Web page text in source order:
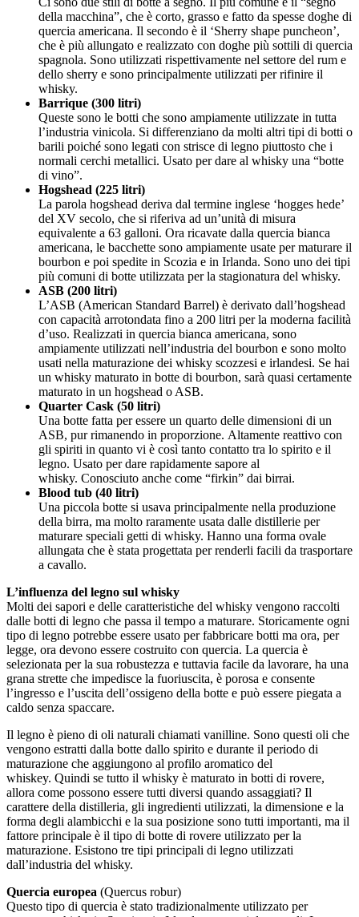
della macchina”, che è corto, grasso e fatto da spesse doghe di
quercia americana. Il secondo è il ‘Sherry shape puncheon’,
che è più allungato e realizzato con doghe più sottili di quercia
spagnola. Sono utilizzati rispettivamente nel settore del rum e
dello sherry e sono principalmente utilizzati per rifinire il
whisky.
Barrique (300 litri)
Queste sono le botti che sono ampiamente utilizzate in tutta
l’industria vinicola. Si differenziano da molti altri tipi di botti o
barili poiché sono legati con strisce di legno piuttosto che i
normali cerchi metallici. Usato per dare al whisky una “botte
di vino”.
Hogshead (225 litri)
La parola hogshead deriva dal termine inglese ‘hogges hede’
del XV secolo, che si riferiva ad un’unità di misura
equivalente a 63 galloni. Ora ricavate dalla quercia bianca
americana, le bacchette sono ampiamente usate per maturare il
bourbon e poi spedite in Scozia e in Irlanda. Sono uno dei tipi
più comuni di botte utilizzata per la stagionatura del whisky.
ASB (200 litri)
L’ASB (American Standard Barrel) è derivato dall’hogshead
con capacità arrotondata fino a 200 litri per la moderna facilità
d’uso. Realizzati in quercia bianca americana, sono
ampiamente utilizzati nell’industria del bourbon e sono molto
usati nella maturazione dei whisky scozzesi e irlandesi. Se hai
un whisky maturato in botte di bourbon, sarà quasi certamente
maturato in un hogshead o ASB.
Quarter Cask (50 litri)
Una botte fatta per essere un quarto delle dimensioni di un
ASB, pur rimanendo in proporzione. Altamente reattivo con
gli spiriti in quanto vi è così tanto contatto tra lo spirito e il
legno. Usato per dare rapidamente sapore al
whisky. Conosciuto anche come “firkin” dai birrai.
Blood tub (40 litri)
Una piccola botte si usava principalmente nella produzione
della birra, ma molto raramente usata dalle distillerie per
maturare speciali getti di whisky. Hanno una forma ovale
allungata che è stata progettata per renderli facili da trasportare
a cavallo.
L’influenza del legno sul whisky
Molti dei sapori e delle caratteristiche del whisky vengono raccolti
dalle botti di legno che passa il tempo a maturare. Storicamente ogni
tipo di legno potrebbe essere usato per fabbricare botti ma ora, per
legge, ora devono essere costruito con quercia. La quercia è
selezionata per la sua robustezza e tuttavia facile da lavorare, ha una
grana strette che impedisce la fuoriuscita, è porosa e consente
l’ingresso e l’uscita dell’ossigeno della botte e può essere piegata a
caldo senza spaccare.
Il legno è pieno di oli naturali chiamati vanilline. Sono questi oli che
vengono estratti dalla botte dallo spirito e durante il periodo di
maturazione che aggiungono al profilo aromatico del
whiskey. Quindi se tutto il whisky è maturato in botti di rovere,
allora come possono essere tutti diversi quando assaggiati? Il
carattere della distilleria, gli ingredienti utilizzati, la dimensione e la
forma degli alambicchi e la sua posizione sono tutti importanti, ma il
fattore principale è il tipo di botte di rovere utilizzato per la
maturazione. Esistono tre tipi principali di legno utilizzati
dall’industria del whisky.
Quercia europea (Quercus robur)
Questo tipo di quercia è stato tradizionalmente utilizzato per